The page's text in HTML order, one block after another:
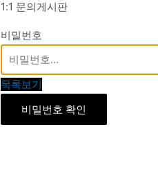
1:1 문의게시판
비밀번호
목록보기
비밀번호 확인